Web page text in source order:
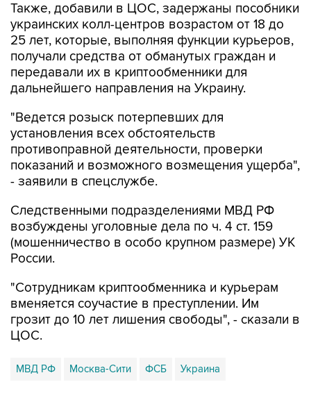
Также, добавили в ЦОС, задержаны пособники
украинских колл-центров возрастом от 18 до
25 лет, которые, выполняя функции курьеров,
получали средства от обманутых граждан и
передавали их в криптообменники для
дальнейшего направления на Украину.
"Ведется розыск потерпевших для
установления всех обстоятельств
противоправной деятельности, проверки
показаний и возможного возмещения ущерба",
- заявили в спецслужбе.
Следственными подразделениями МВД РФ
возбуждены уголовные дела по ч. 4 ст. 159
(мошенничество в особо крупном размере) УК
России.
"Сотрудникам криптообменника и курьерам
вменяется соучастие в преступлении. Им
грозит до 10 лет лишения свободы", - сказали в
ЦОС.
МВД РФ Москва-Сити ФСБ Украина